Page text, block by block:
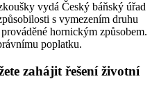
vydá Český báňský úřad
s vymezením druhu
hornickým způsobem.
poplatku.
zahájit řešení životní